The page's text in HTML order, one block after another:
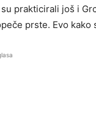
prakticirali još i
prste. Evo kako